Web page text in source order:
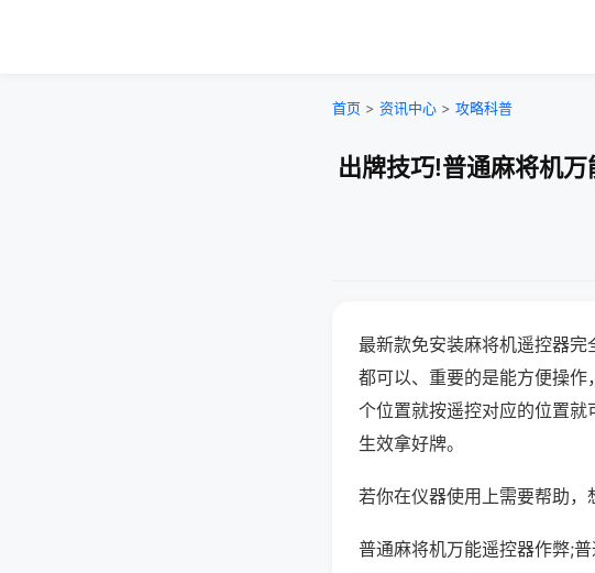
首页 > 资讯中心 > 攻略科普
出牌技巧!普通麻将机
最新款免安装麻将机遥控器
都可以、重要的是能方便操
个位置就按遥控对应的位置
生效拿好牌。
若你在仪器使用上需要帮助，
普通麻将机万能遥控器作弊;